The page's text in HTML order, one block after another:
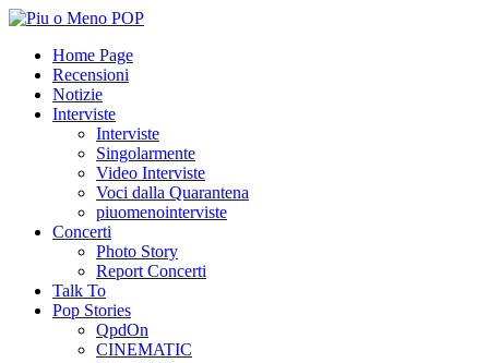
Home Page
Recensioni
Notizie
Interviste
Interviste
Singolarmente
Video Interviste
Voci dalla Quarantena
piuomenointerviste
Concerti
Photo Story
Report Concerti
Talk To
Pop Stories
QpdOn
CINEMATIC